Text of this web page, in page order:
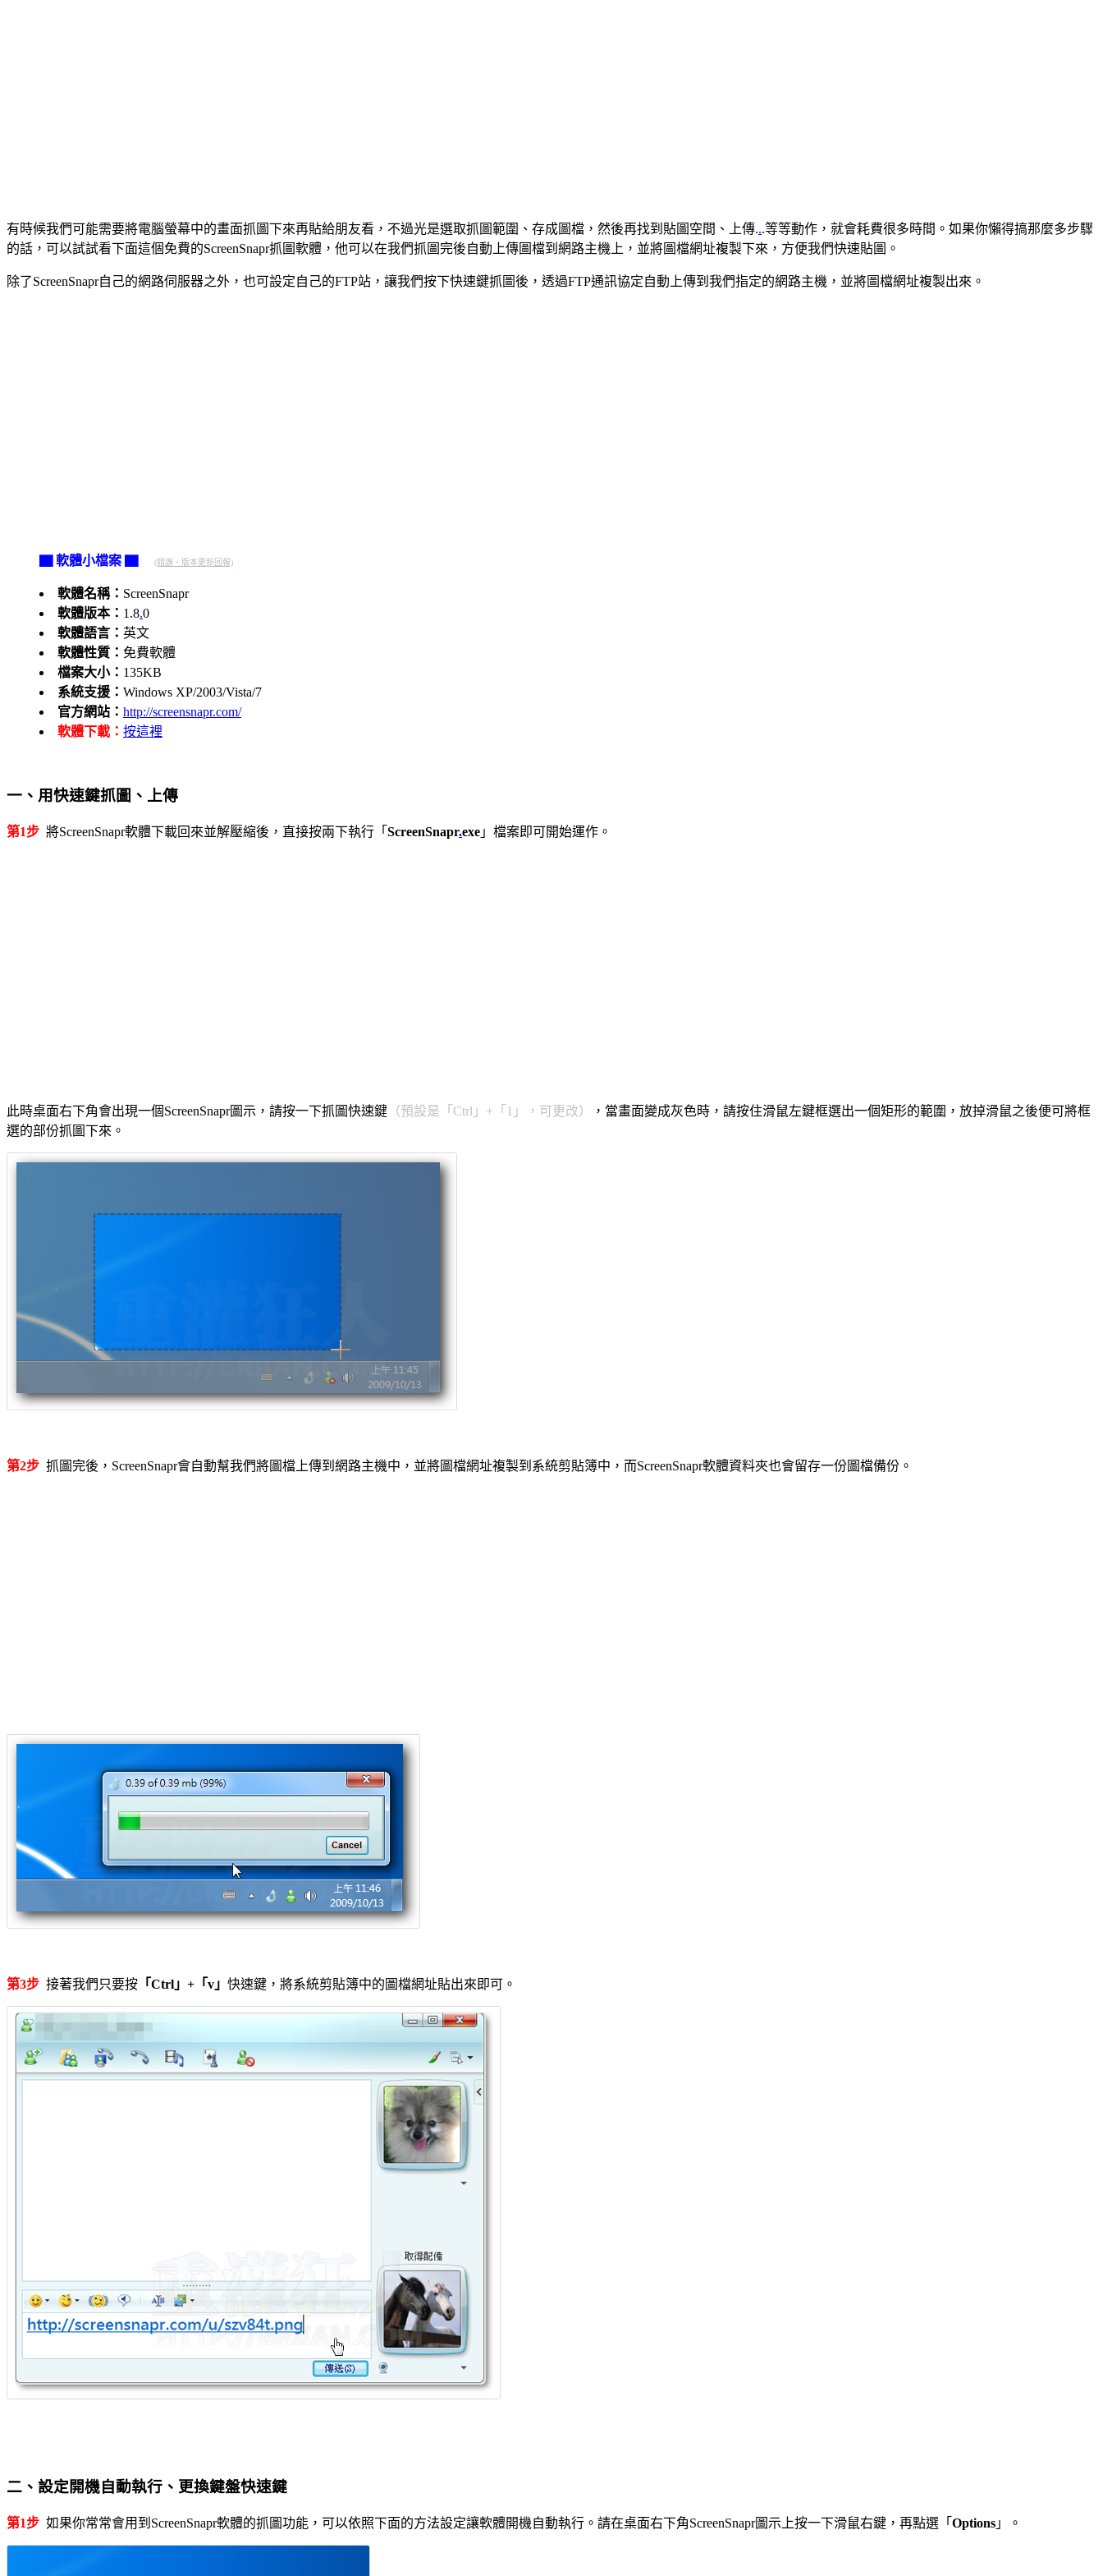
有時候我們可能需要將電腦螢幕中的畫面抓圖下來再貼給朋友看，不過光是選取抓圖範圍、存成圖檔，然後再找到貼圖空間、上傳...等等動作，就會耗費很多時間。如果你懶得搞那麼多步驟
的話，可以試試看下面這個免費的ScreenSnapr抓圖軟體，他可以在我們抓圖完後自動上傳圖檔到網路主機上，並將圖檔網址複製下來，方便我們快速貼圖。
除了ScreenSnapr自己的網路伺服器之外，也可設定自己的FTP站，讓我們按下快速鍵抓圖後，透過FTP通訊協定自動上傳到我們指定的網路主機，並將圖檔網址複製出來。
▇ 軟體小檔案 ▇ (錯誤、版本更新回報)
軟體名稱： ScreenSnapr
軟體版本： 1.8.0
軟體語言： 英文
軟體性質： 免費軟體
檔案大小： 135KB
系統支援： Windows XP/2003/Vista/7
官方網站： http://screensnapr.com/
軟體下載： 按這裡
一、用快速鍵抓圖、上傳
第1步 將ScreenSnapr軟體下載回來並解壓縮後，直接按兩下執行「 ScreenSnapr.exe 」檔案即可開始運作。
此時桌面右下角會出現一個ScreenSnapr圖示，請按一下抓圖快速鍵 （預設是「Ctrl」+「1」，可更改）
，當畫面變成灰色時，請按住滑鼠左鍵框選出一個矩形的範圍，放掉滑鼠之後便可將框
選的部份抓圖下來。
第2步 抓圖完後，ScreenSnapr會自動幫我們將圖檔上傳到網路主機中，並將圖檔網址複製到系統剪貼簿中，而ScreenSnapr軟體資料夾也會留存一份圖檔備份。
第3步 接著我們只要按 「Ctrl」+「v」 快速鍵，將系統剪貼簿中的圖檔網址貼出來即可。
二、設定開機自動執行、更換鍵盤快速鍵
第1步 如果你常常會用到ScreenSnapr軟體的抓圖功能，可以依照下面的方法設定讓軟體開機自動執行。請在桌面右下角ScreenSnapr圖示上按一下滑鼠右鍵，再點選「 Options 」。